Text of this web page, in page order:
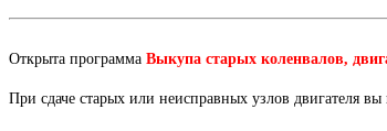
Открыта программа Выкупа старых коленвалов,
При сдаче старых или неисправных узлов двигателя вы